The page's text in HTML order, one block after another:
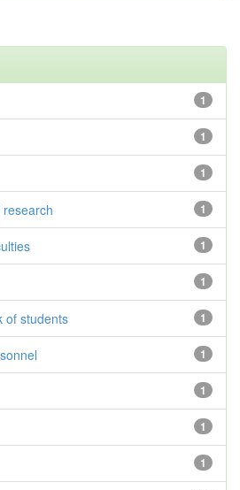
1
1
1
1
1
1
1
of students
1
1
1
1